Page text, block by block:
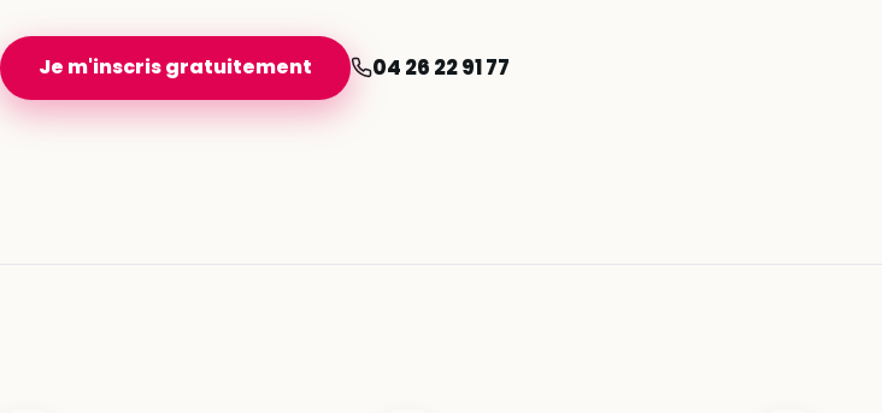
Je m'inscris gratuitement 04 26 22 91 77